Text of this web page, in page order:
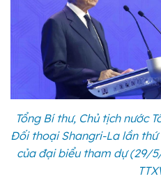
Tổng Bí thư, Chủ tịch nước
Đối thoại Shangri-La lần
của đại biểu tham dự (29/